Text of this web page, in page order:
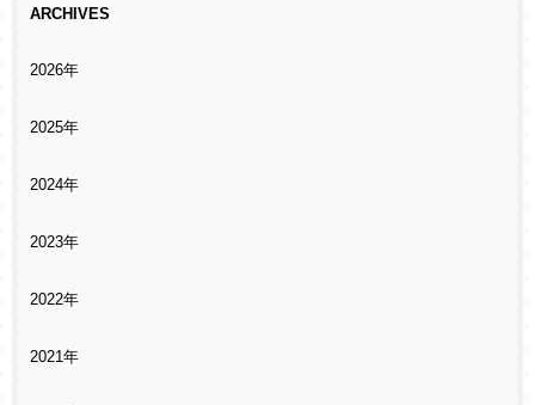
ARCHIVES
2026年
2025年
2024年
2023年
2022年
2021年